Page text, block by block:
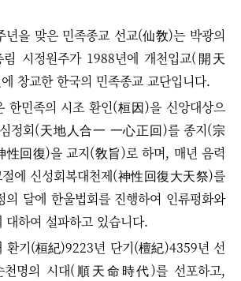
을 맞은 민족종교 선교(仙敎)는 박광의
림 시정원주가 1988년에 개천입교(開天
창교한 한국의 민족종교 교단입니다.
한민족의 시조 환인(桓因)을 신앙대상으
정회(天地人合一 一心正回)를 종지(宗
性回復)을 교지(敎旨)로 하며, 매년 음력
에 신성회복대천제(神性回復大天祭)를
의 달에 한울법회를 진행하여 인류평화와
대하여 설파하고 있습니다.
환기(桓紀)9223년 단기(檀紀)4359년 선
명의 시대(順天命時代)를 선포하고,